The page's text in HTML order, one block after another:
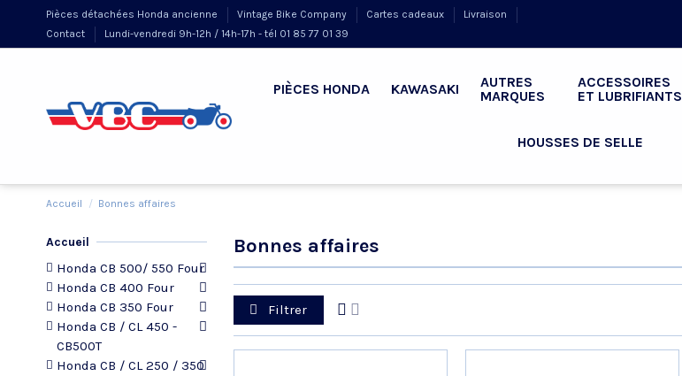
Pièces détachées Honda ancienne Vintage Bike Company Cartes cadeaux
Livraison
Contact
Lundi-vendredi 9h-12h / 14h-17h - tél 01 85 77 01 39
PIÈCES HONDA KAWASAKI
AUTRES
MARQUES
ACCESSOIRES
ET LUBRIFIANTS
HOUSSES DE SELLE
Accueil Bonnes affaires
Bonnes affaires
Filtrer
Accueil
Honda CB 500/ 550 Four
Honda CB 400 Four
Honda CB 350 Four
Honda CB / CL 450 -
CB500T
Honda CB / CL 250 / 350